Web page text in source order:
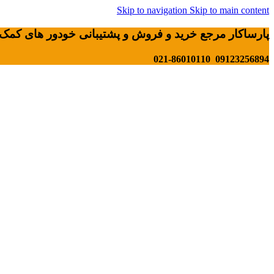
Skip to navigation Skip to main content
پارساکار مرجع خرید و فروش و پشتیبانی خودور های کمک
09123256894 021-86010110